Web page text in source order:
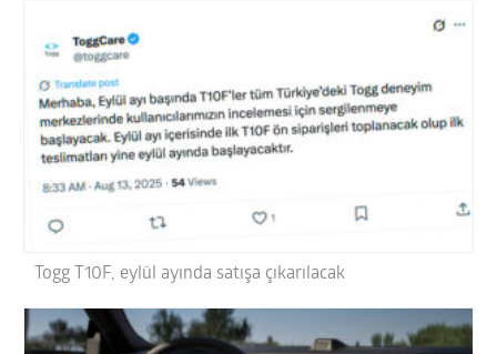
Togg T10F, eylül ayında satışa çıkarılacak